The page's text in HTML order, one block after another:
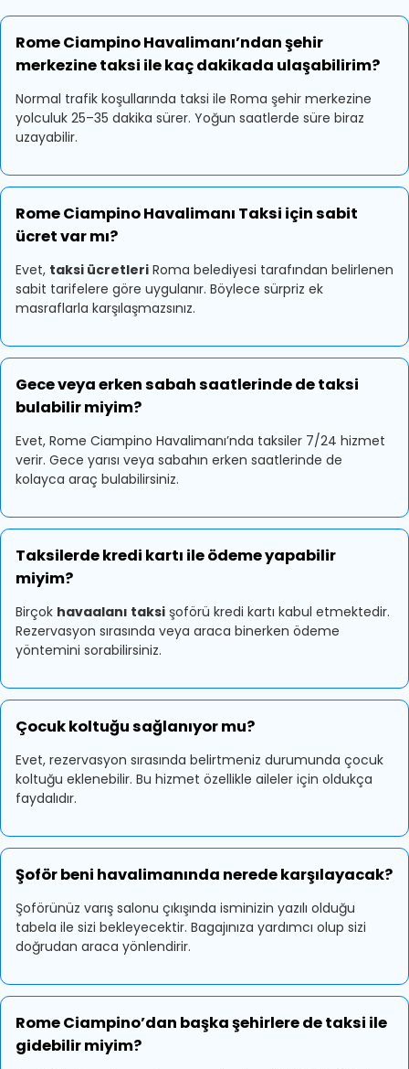
Rome Ciampino Havalimanı’ndan şehir
merkezine taksi ile kaç dakikada ulaşabilirim?
Normal trafik koşullarında taksi ile Roma şehir merkezine
yolculuk 25–35 dakika sürer. Yoğun saatlerde süre biraz
uzayabilir.
Rome Ciampino Havalimanı Taksi için sabit
ücret var mı?
Evet, taksi ücretleri Roma belediyesi tarafından belirlenen
sabit tarifelere göre uygulanır. Böylece sürpriz ek
masraflarla karşılaşmazsınız.
Gece veya erken sabah saatlerinde de taksi
bulabilir miyim?
Evet, Rome Ciampino Havalimanı’nda taksiler 7/24 hizmet
verir. Gece yarısı veya sabahın erken saatlerinde de
kolayca araç bulabilirsiniz.
Taksilerde kredi kartı ile ödeme yapabilir
miyim?
Birçok havaalanı taksi şoförü kredi kartı kabul etmektedir.
Rezervasyon sırasında veya araca binerken ödeme
yöntemini sorabilirsiniz.
Çocuk koltuğu sağlanıyor mu?
Evet, rezervasyon sırasında belirtmeniz durumunda çocuk
koltuğu eklenebilir. Bu hizmet özellikle aileler için oldukça
faydalıdır.
Şoför beni havalimanında nerede karşılayacak?
Şoförünüz varış salonu çıkışında isminizin yazılı olduğu
tabela ile sizi bekleyecektir. Bagajınıza yardımcı olup sizi
doğrudan araca yönlendirir.
Rome Ciampino’dan başka şehirlere de taksi ile
gidebilir miyim?